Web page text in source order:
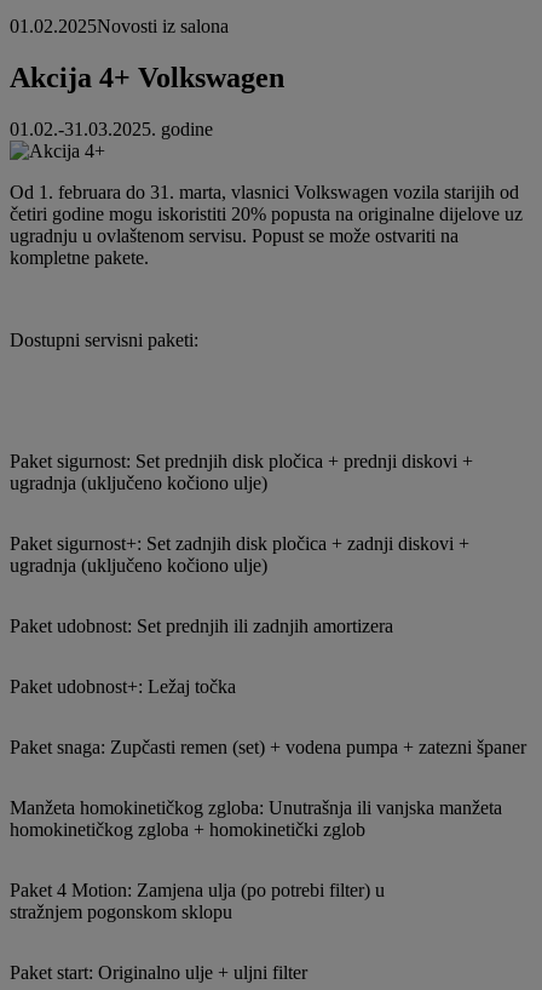
01.02.2025Novosti iz salona
Akcija 4+ Volkswagen
01.02.-31.03.2025. godine
Od 1. februara do 31. marta, vlasnici Volkswagen vozila starijih od
četiri godine mogu iskoristiti 20% popusta na originalne dijelove uz
ugradnju u ovlaštenom servisu. Popust se može ostvariti na
kompletne pakete.
Dostupni servisni paketi:
Paket sigurnost: Set prednjih disk pločica + prednji diskovi +
ugradnja (uključeno kočiono ulje)
Paket sigurnost+: Set zadnjih disk pločica + zadnji diskovi +
ugradnja (uključeno kočiono ulje)
Paket udobnost: Set prednjih ili zadnjih amortizera
Paket udobnost+: Ležaj točka
Paket snaga: Zupčasti remen (set) + vodena pumpa + zatezni španer
Manžeta homokinetičkog zgloba: Unutrašnja ili vanjska manžeta
homokinetičkog zgloba + homokinetički zglob
Paket 4 Motion: Zamjena ulja (po potrebi filter) u
stražnjem pogonskom sklopu
Paket start: Originalno ulje + uljni filter